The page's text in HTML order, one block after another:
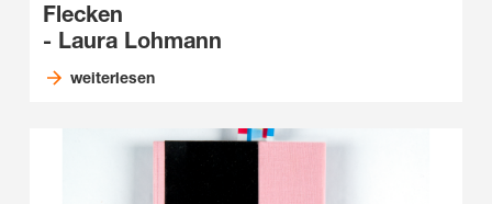
Flecken
- Laura Lohmann
weiterlesen